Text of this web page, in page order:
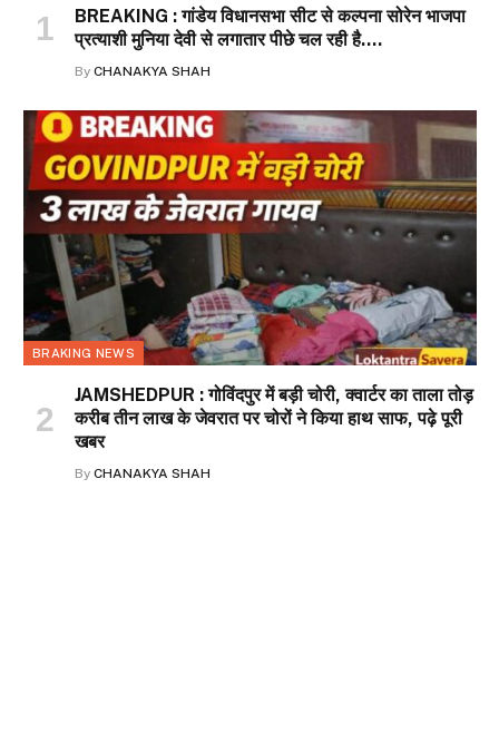
BREAKING : गांडेय विधानसभा सीट से कल्पना सोरेन भाजपा
प्रत्याशी मुनिया देवी से लगातार पीछे चल रही है….
By CHANAKYA SHAH
BRAKING NEWS
JAMSHEDPUR : गोविंदपुर में बड़ी चोरी, क्वार्टर का ताला तोड़
करीब तीन लाख के जेवरात पर चोरों ने किया हाथ साफ, पढ़े पूरी
खबर
By CHANAKYA SHAH